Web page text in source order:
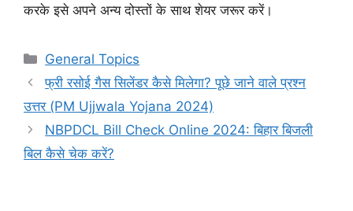
करके इसे अपने अन्य दोस्तों के साथ शेयर जरूर करें।
Categories
General Topics
फ्री रसोई गैस सिलेंडर कैसे मिलेगा? पूछे जाने वाले प्रश्न
उत्तर (PM Ujjwala Yojana 2024)
NBPDCL Bill Check Online 2024: बिहार बिजली
बिल कैसे चेक करें?